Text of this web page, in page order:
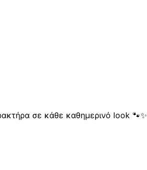
σε κάθε καθημερινό look 🐾✨